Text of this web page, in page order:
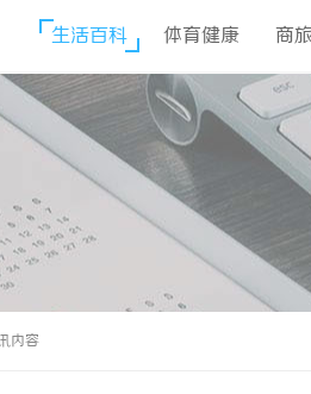
生活百科 体育健康 商
内容